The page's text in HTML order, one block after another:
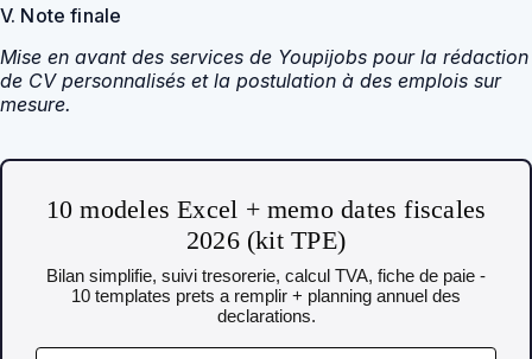
V. Note finale
Mise en avant des services de Youpijobs pour la rédaction
de CV personnalisés et la postulation à des emplois sur
mesure.
10 modeles Excel + memo dates fiscales
2026 (kit TPE)
Bilan simplifie, suivi tresorerie, calcul TVA, fiche de paie -
10 templates prets a remplir + planning annuel des
declarations.